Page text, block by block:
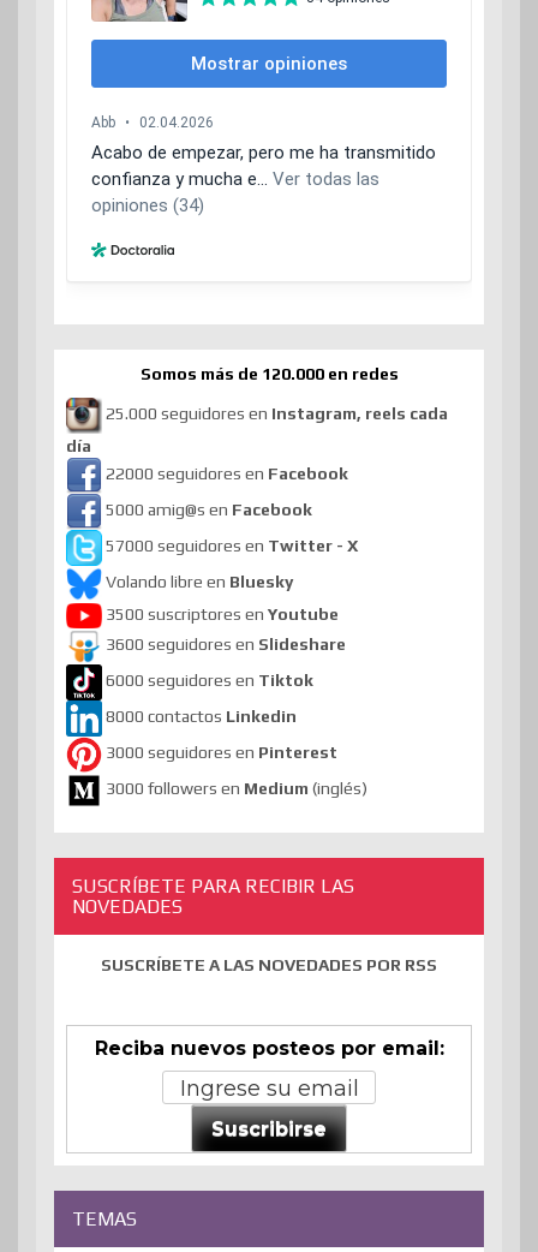
Somos más de 120.000 en redes
25.000 seguidores en Instagram, reels cada
día
22000 seguidores en Facebook
5000 amig@s en Facebook
57000 seguidores en Twitter - X
Volando libre en Bluesky
3500 suscriptores en Youtube
3600 seguidores en Slideshare
6000 seguidores en Tiktok
8000 contactos Linkedin
3000 seguidores en Pinterest
3000 followers en Medium (inglés)
SUSCRÍBETE PARA RECIBIR LAS
NOVEDADES
SUSCRÍBETE A LAS NOVEDADES POR RSS
Reciba nuevos posteos por email:
Suscribirse
TEMAS